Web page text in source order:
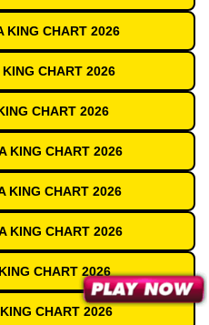
KING CHART 2026
KING CHART 2026
CHART 2026
KING CHART 2026
KING CHART 2026
KING CHART 2026
CHART 2026
CHART 2026